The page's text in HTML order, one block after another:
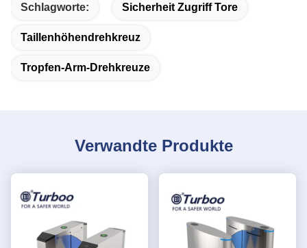
Schlagworte: Sicherheit Zugriff Tore
Taillenhöhendrehkreuz
Tropfen-Arm-Drehkreuze
Verwandte Produkte